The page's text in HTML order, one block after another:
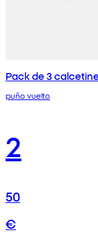
Pack de 3
puño vuelto
2
50
€